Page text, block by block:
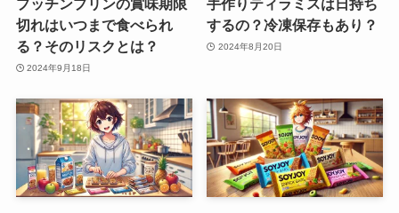
プッチンプリンの賞味期限
切れはいつまで食べられ
る？そのリスクとは？
2024年9月18日
手作りティラミスは日持ち
するの？冷凍保存もあり？
2024年8月20日